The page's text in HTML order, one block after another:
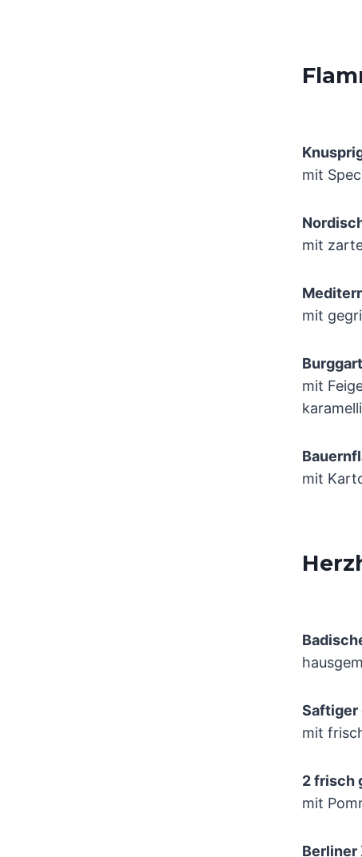
mit
mit
mit
mit
mit
Saftiger
mit
2 frisch
mit
Berliner